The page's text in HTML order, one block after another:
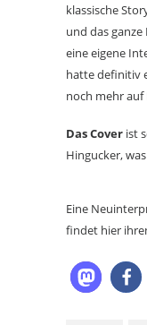
klassische
und das
eine eigene
hatte definitiv
noch mehr auf
Das Cover ist
Hingucker,
Eine
findet hier